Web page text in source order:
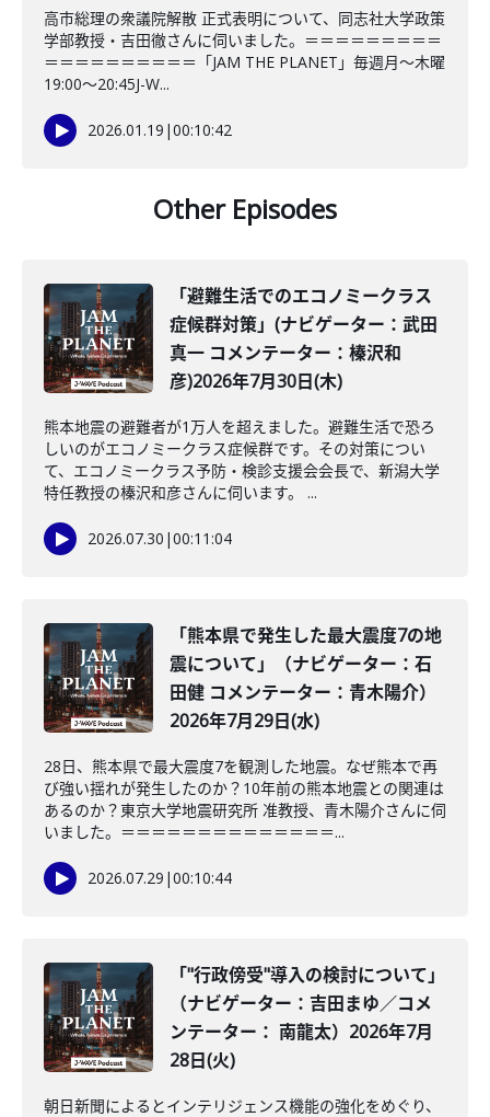
高市総理の衆議院解散 正式表明について、同志社大学政策
学部教授・吉田徹さんに伺いました。＝＝＝＝＝＝＝＝＝
＝＝＝＝＝＝＝＝＝＝「JAM THE PLANET」毎週月～木曜
19:00～20:45J-W...
2026.01.19 |00:10:42
Other Episodes
「避難生活でのエコノミークラス
症候群対策」(ナビゲーター：武田
真一 コメンテーター：榛沢和
彦)2026年7月30日(木)
熊本地震の避難者が1万人を超えました。避難生活で恐ろ
しいのがエコノミークラス症候群です。その対策につい
て、エコノミークラス予防・検診支援会会長で、新潟大学
特任教授の榛沢和彦さんに伺います。 ...
2026.07.30 |00:11:04
「熊本県で発生した最大震度7の地
震について」（ナビゲーター：石
田健 コメンテーター：青木陽介）
2026年7月29日(水)
28日、熊本県で最大震度7を観測した地震。なぜ熊本で再
び強い揺れが発生したのか？10年前の熊本地震との関連は
あるのか？東京大学地震研究所 准教授、青木陽介さんに伺
いました。＝＝＝＝＝＝＝＝＝＝＝＝＝＝...
2026.07.29 |00:10:44
「"行政傍受"導入の検討について」
（ナビゲーター：吉田まゆ／コメ
ンテーター： 南龍太）2026年7月
28日(火)
朝日新聞によるとインテリジェンス機能の強化をめぐり、